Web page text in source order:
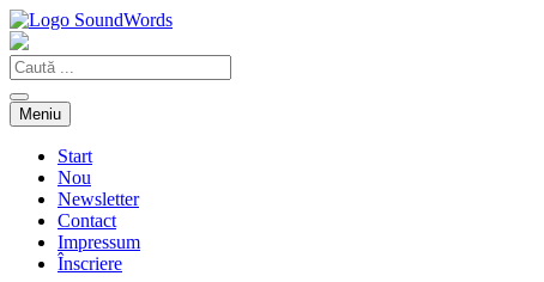
Meniu
Start
Nou
Newsletter
Contact
Impressum
Înscriere